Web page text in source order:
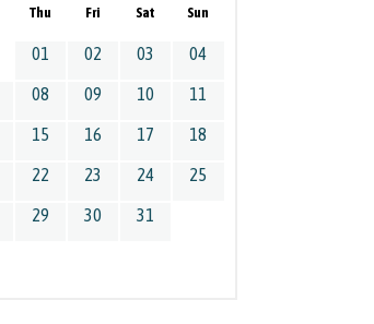
Thu Fri Sat Sun
01 02 03 04
08 09 10 11
15 16 17 18
22 23 24 25
29 30 31